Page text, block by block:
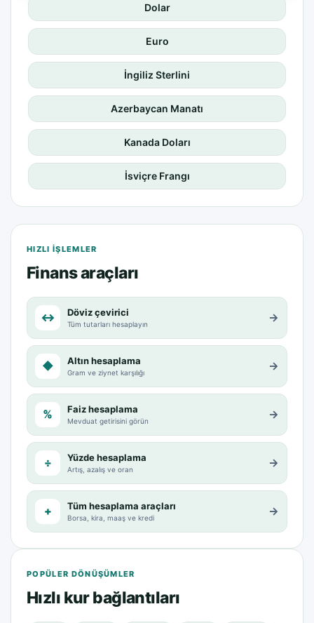
Dolar
Euro
İngiliz Sterlini
Azerbaycan Manatı
Kanada Doları
İsviçre Frangı
HIZLI IŞLEMLER
Finans araçları
↔ Döviz çevirici
Tüm tutarları hesaplayın →
◆ Altın hesaplama
Gram ve ziynet karşılığı →
% Faiz hesaplama
Mevduat getirisini görün →
÷ Yüzde hesaplama
Artış, azalış ve oran →
+ Tüm hesaplama araçları
Borsa, kira, maaş ve kredi →
POPÜLER DÖNÜŞÜMLER
Hızlı kur bağlantıları